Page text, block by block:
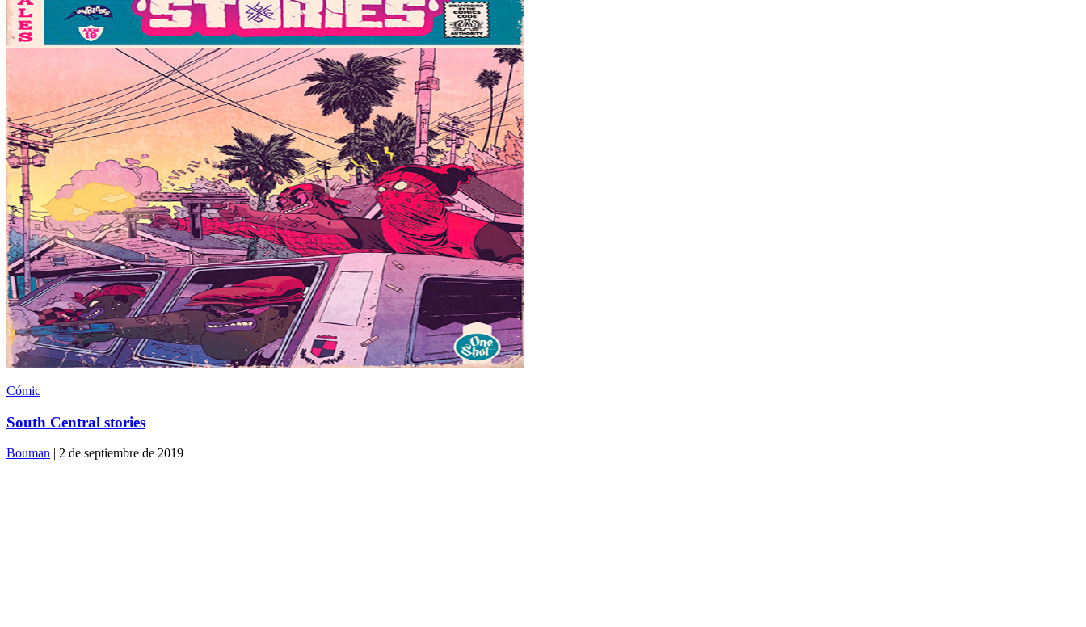
Cómic
South Central stories
Bouman | 2 de septiembre de 2019